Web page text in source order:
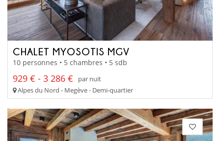
CHALET MYOSOTIS MGV
10 personnes • 5 chambres • 5 sdb
929 € - 3 286 €
par nuit
Alpes du Nord - Megève - Demi-quartier